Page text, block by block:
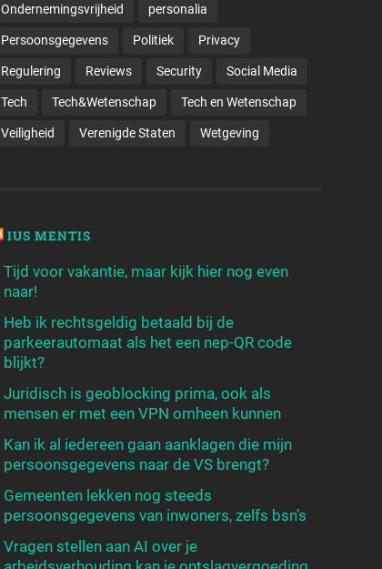
Ondernemingsvrijheid personalia
Persoonsgegevens Politiek Privacy
Regulering Reviews Security Social Media
Tech Tech&Wetenschap Tech en Wetenschap
Veiligheid Verenigde Staten Wetgeving
IUS MENTIS
Tijd voor vakantie, maar kijk hier nog even
naar!
Heb ik rechtsgeldig betaald bij de
parkeerautomaat als het een nep-QR code
blijkt?
Juridisch is geoblocking prima, ook als
mensen er met een VPN omheen kunnen
Kan ik al iedereen gaan aanklagen die mijn
persoonsgegevens naar de VS brengt?
Gemeenten lekken nog steeds
persoonsgegevens van inwoners, zelfs bsn’s
Vragen stellen aan AI over je